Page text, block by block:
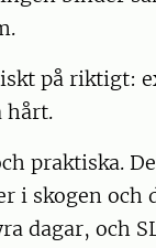
på riktigt:
hårt.
praktiska.
i skogen och
dagar, och